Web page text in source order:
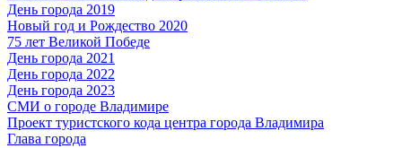
День города 2019
Новый год и Рождество 2020
75 лет Великой Победе
День города 2021
День города 2022
День города 2023
СМИ о городе Владимире
Проект туристского кода центра города Владимира
Глава города